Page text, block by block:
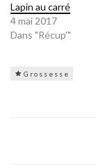
Lapin au carré
4 mai 2017
Dans "Récup'"
Grossesse